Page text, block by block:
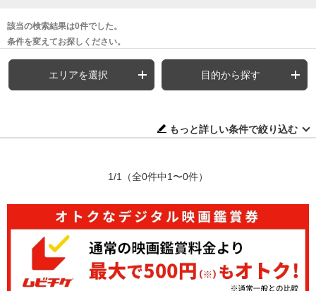
該当の検索結果は0件でした。
条件を変えてお探しください。
エリアを選択 目的から探す
もっと詳しい条件で絞り込む
1/1 （全0件中1〜0件）